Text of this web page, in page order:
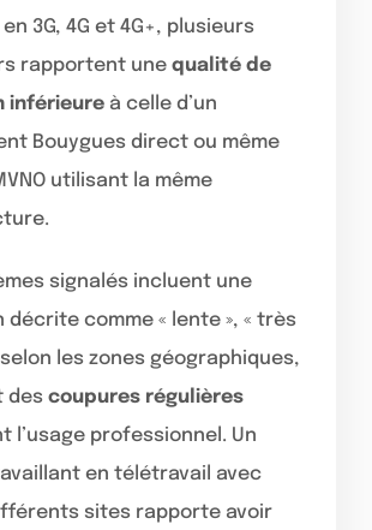
3G, 4G et 4G+, plusieurs
rapportent une qualité de
inférieure à celle d’un
Bouygues direct ou même
utilisant la même
signalés incluent une
décrite comme « lente », « très
les zones géographiques,
des coupures régulières
l’usage professionnel. Un
en télétravail avec
sites rapporte avoir